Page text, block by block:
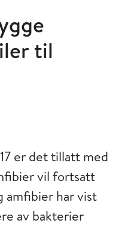
til
er det tillatt med
vil fortsatt
har vist
av bakterier